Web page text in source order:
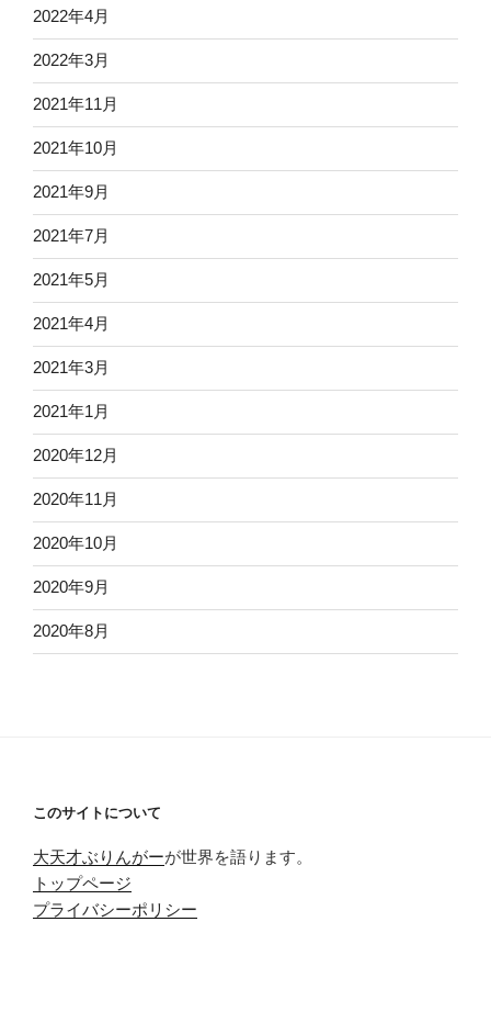
2022年4月
2022年3月
2021年11月
2021年10月
2021年9月
2021年7月
2021年5月
2021年4月
2021年3月
2021年1月
2020年12月
2020年11月
2020年10月
2020年9月
2020年8月
このサイトについて
大天才ぶりんがーが世界を語ります。
トップページ
プライバシーポリシー